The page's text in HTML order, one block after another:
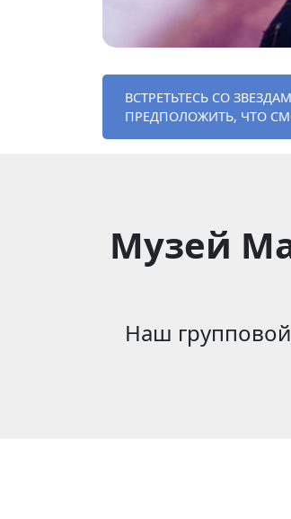
ВСТРЕТЬТЕСЬ СО
ПРЕДПОЛОЖИТЬ, ЧТО
Музей
Наш